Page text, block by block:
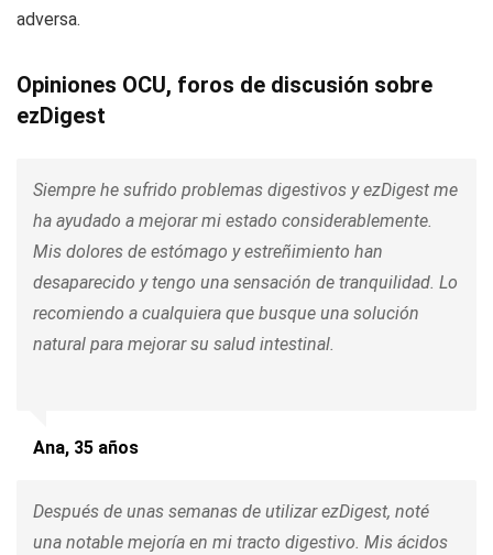
adversa.
Opiniones OCU, foros de discusión sobre
ezDigest
Siempre he sufrido problemas digestivos y ezDigest me
ha ayudado a mejorar mi estado considerablemente.
Mis dolores de estómago y estreñimiento han
desaparecido y tengo una sensación de tranquilidad. Lo
recomiendo a cualquiera que busque una solución
natural para mejorar su salud intestinal.
Ana, 35 años
Después de unas semanas de utilizar ezDigest, noté
una notable mejoría en mi tracto digestivo. Mis ácidos